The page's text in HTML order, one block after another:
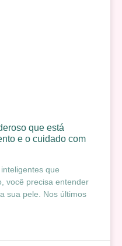
que está
e o cuidado com
que
você precisa entender
sua pele. Nos últimos